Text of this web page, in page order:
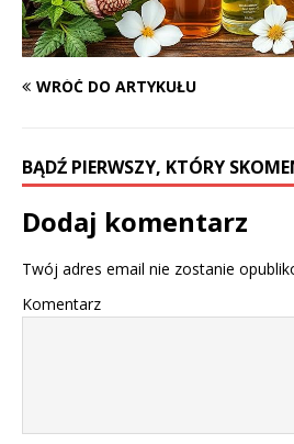
WRÓĆ DO ARTYKUŁU
BĄDŹ PIERWSZY, KTÓRY
Dodaj komentarz
Twój adres email nie zostanie
Komentarz